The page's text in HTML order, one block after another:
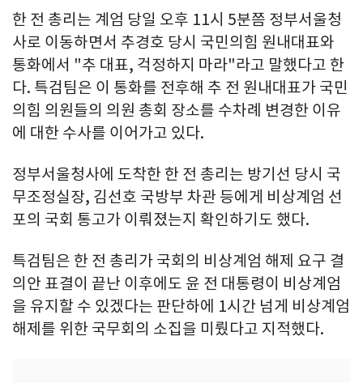
한 전 총리는 계엄 당일 오후 11시 5분쯤 정부서울청
사로 이동하면서 추경호 당시 국민의힘 원내대표와
통화에서 "추 대표, 걱정하지 마라"라고 말했다고 한
다. 특검팀은 이 통화를 전후해 추 전 원내대표가 국민
의힘 의원들의 의원 총회 장소를 수차례 변경한 이유
에 대한 수사를 이어가고 있다.
정부서울청사에 도착한 한 전 총리는 방기선 당시 국
무조정실장, 김선호 국방부 차관 등에게 비상계엄 선
포의 국회 통고가 이뤄졌는지 확인하기도 했다.
특검팀은 한 전 총리가 국회의 비상계엄 해제 요구 결
의안 표결이 끝난 이후에도 윤 전 대통령이 비상계엄
을 유지할 수 있겠다는 판단하에 1시간 넘게 비상계엄
해제를 위한 국무회의 소집을 미뤘다고 지적했다.